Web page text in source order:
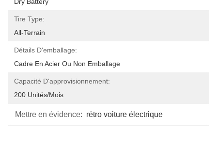
Tire Type:
All-Terrain
Détails D'emballage:
Cadre En Acier Ou Non Emballage
Capacité D'approvisionnement:
200 Unités/mois
Mettre en évidence: rétro voiture électrique